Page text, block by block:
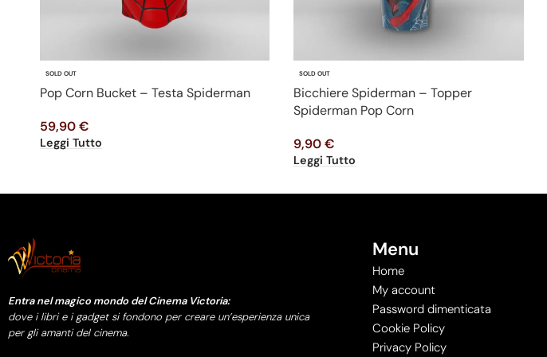
SOLD OUT
Pop Corn Bucket – Testa Spiderman
59,90€
Leggi Tutto
SOLD OUT
Bicchiere Spiderman – Topper
Spiderman Pop Corn
9,90€
Leggi Tutto
Entra nel magico mondo del Cinema Victoria:
dove i libri e i gadget si fondono per creare un’esperienza unica
per gli amanti del cinema.
Menu
Home
My account
Password dimenticata
Cookie Policy
Privacy Policy